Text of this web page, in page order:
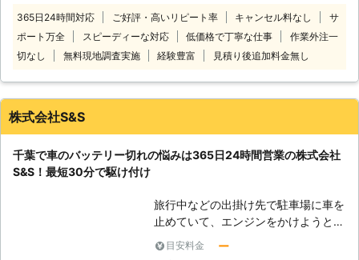
社クイックキャット」の出番です！弊
社は、24時間365日対応していま
す。毎日いつでもお客様のご依頼に備
らせることが可能です。お客様がすぐ
ッテリーが上がった時はぜひ弊社をご
利用くださいませ。
ジンがかかるようお手伝い！突然のバ
ッテリー上がりでお困りのところを解
決します。 国産乗用車の対応のみに
費無料の一律8,800円（税込）でお客
よ！近郊エリアで車のバッテリー上が
りにお困りのときにはご連絡くださ
365日24時間対応 ご好評・高いリピート率 キャンセル料なし
サ
ポート万全
スピーディーな対応 低価格で丁寧な仕事
作業外注一
切なし
無料現地調査実施 経験豊富 見積り後追加料金無し
株式会社S&S
千葉で車のバッテリー切れの悩みは365日24時間営業の株式会社
S&S！最短30分で駆け付け
旅行中などの出掛け先で駐車場に車を
止めていて、エンジンをかけようとし
たときにエンジンがかからなくて焦っ
ていませんか？エンジンがかからない
目安料金 ー